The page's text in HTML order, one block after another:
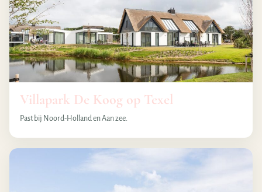
Villapark De Koog op Texel
Past bij Noord-Holland en Aan zee.